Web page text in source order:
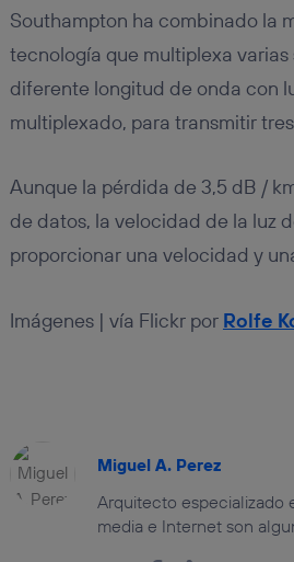
Southampton ha combinado la
tecnología que multiplexa
diferente longitud de onda con
multiplexado, para transmitir
Aunque la pérdida de 3,5 dB /
de datos, la velocidad de la luz
proporcionar una velocidad y
Imágenes | vía Flickr por Rolfe
Miguel A. Perez
Arquitecto especializado
media e Internet son